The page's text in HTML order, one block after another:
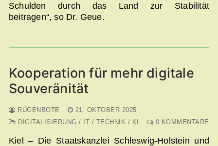
Schulden durch das Land zur Stabilität
beitragen“, so Dr. Geue.
Kooperation für mehr digitale
Souveränität
RÜGENBOTE
21. OKTOBER 2025
DIGITALISIERUNG / IT / TECHNIK / KI
0 KOMMENTARE
Kiel – Die Staatskanzlei Schleswig-Holstein und